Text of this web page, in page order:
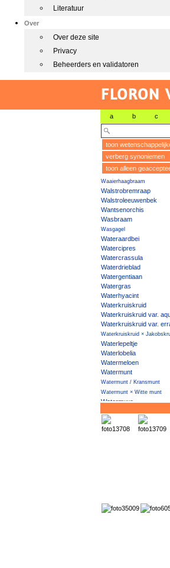
Literatuur
Over
Over deze site
Privacy
Beheerders en validatoren
a b c
toon
verberg synoniemen
toon alleen
Waaierhaagbraam
Walstrobremraap
Walstroleeuwenbek
Wantsenorchis
Wasbraam
Wasgagel
Wateraardbei
Watercipres
Watercrassula
Waterdrieblad
Watergentiaan
Watergras
Waterhyacint
Waterkruiskruid
Waterkruiskruid var.
Waterkruiskruid var.
Waterkruiskruid ×
Waterlepeltje
Waterlobelia
Watermeloen
Watermunt
Watermunt / Kransmunt
Watermunt × Witte munt
Watermuur
Waterpeper
Waterpostelein
Waterwaaier
Waterzuring